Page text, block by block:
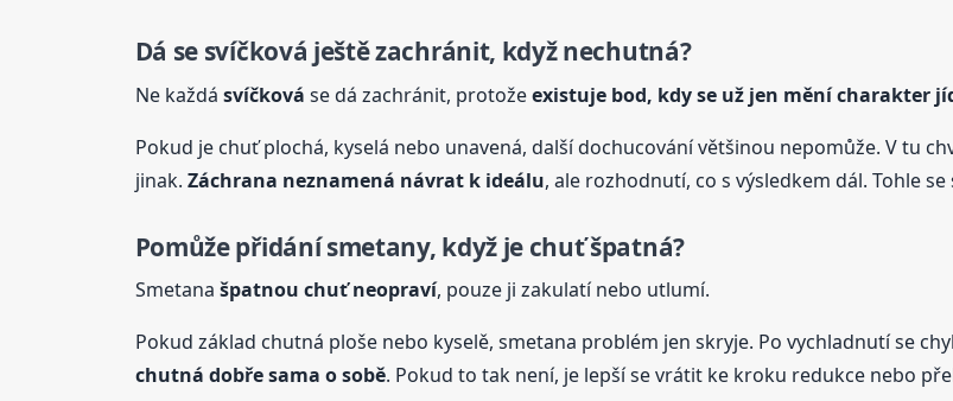
Dá se svíčková ještě zachránit, když nechutná?
Ne každá svíčková se dá zachránit, protožeexistuje bod, kdy se už jen mění charakter
Pokud je chuť plochá, kyselá nebo unavená, další dochucování většinou nepomůže. V tu
jinak. Záchrana neznamená návrat k ideálu, ale rozhodnutí, co s výsledkem dál. Tohle
Pomůže přidání smetany, když je chuť špatná?
Smetana špatnou chuť neopraví, pouze ji zakulatí nebo utlumí.
Pokud základ chutná ploše nebo kyselě, smetana problém jen skryje. Po vychladnutí se
chutná dobře sama o sobě. Pokud to tak není, je lepší se vrátit ke kroku redukce nebo